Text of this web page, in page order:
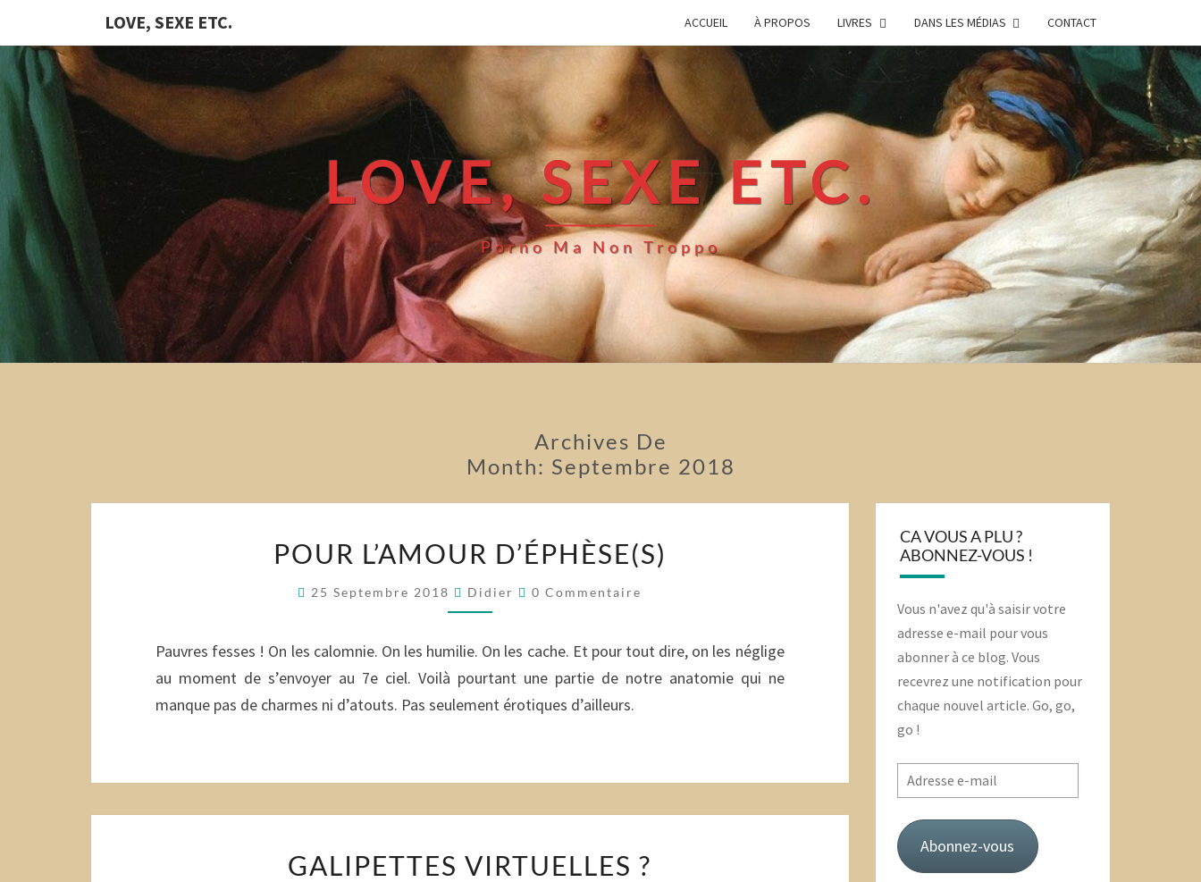
LOVE, SEXE ETC. ACCUEIL À PROPOS LIVRES DANS LES MÉDIAS CONTACT
LOVE, SEXE ETC.
Porno Ma Non Troppo
Archives De
Month: Septembre 2018
L’AMOUR
D’ÉPHÈSE(S)
POUR L’AMOUR D’ÉPHÈSE(S)
25 Septembre 2018 Didier Commentaires
0 Commentaire
Pauvres fesses ! On les calomnie. On les humilie. On les cache. Et pour tout dire, on les néglige
au moment de s’envoyer au 7e ciel. Voilà pourtant une partie de notre anatomie qui ne
manque pas de charmes ni d’atouts. Pas seulement érotiques d’ailleurs.
VIRTUELLES
GALIPETTES VIRTUELLES ?
CA VOUS A PLU ?
ABONNEZ-VOUS !
Vous n'avez qu'à saisir votre
adresse e-mail pour vous
abonner à ce blog. Vous
recevrez une notification pour
chaque nouvel article. Go, go,
go !
Adresse
e-
mail
Abonnez-vous